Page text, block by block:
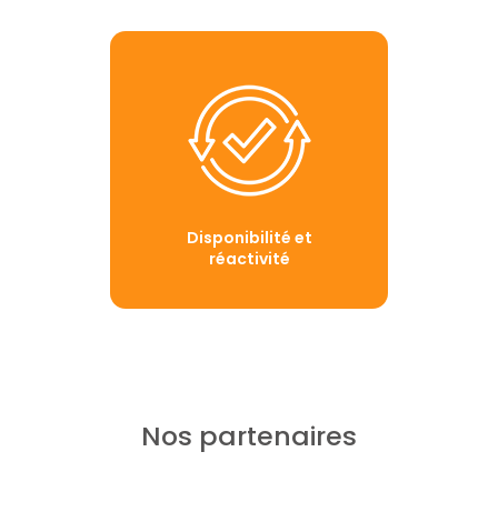
Disponibilité et
réactivité
Nos partenaires